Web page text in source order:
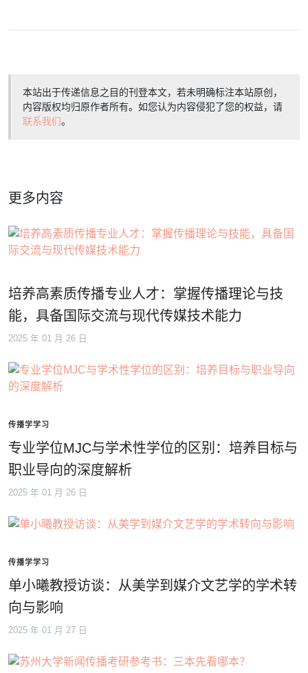
本站出于传递信息之目的刊登本文，若未明确标注本站原创，
内容版权均归原作者所有。如您认为内容侵犯了您的权益，请
联系我们。
更多内容
培养高素质传播专业人才：掌握传播理论与技
能，具备国际交流与现代传媒技术能力
2025 年 01 月 26 日
传播学学习
专业学位MJC与学术性学位的区别：培养目标与
职业导向的深度解析
2025 年 01 月 26 日
传播学学习
单小曦教授访谈：从美学到媒介文艺学的学术转
向与影响
2025 年 01 月 27 日